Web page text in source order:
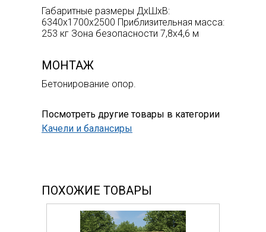
Габаритные размеры ДхШхВ:
6340х1700х2500 Приблизительная масса:
253 кг Зона безопасности 7,8х4,6 м
МОНТАЖ
Бетонирование опор.
Посмотреть другие товары в категории
Качели и балансиры
ПОХОЖИЕ ТОВАРЫ